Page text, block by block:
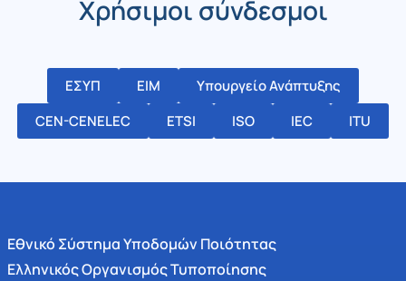
Χρήσιμοι σύνδεσμοι
ΕΣΥΠ ΕΙΜ
Υπουργείο Ανάπτυξης
CEN-CENELEC
ETSI ISO IEC ITU
Εθνικό Σύστημα Υποδομών Ποιότητας
Ελληνικός Οργανισμός Τυποποίησης